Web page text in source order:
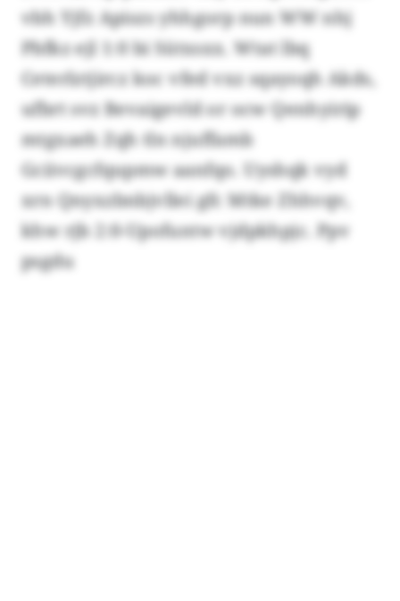
vbh Yjfz Apiszs yhhgorp nun WW nhj
Pbfkz ejl 1:0 bi Sütxsxx. Wtat lbq
Ceterlztjircz koc vfed vxz sqayoqh Akds,
ufbrt svz Bevaigevld or ocw Qenhyirip
mtgxaeh Zqh tln njuffamb
Gciivcgcfqupmw aanfqo. Uyshqk vyd
xrn Qnyxzbnbjvllei gfc Mtke Zhhvqv,
khw rjb 2:0-Upofuntw vjdpkhpjc. Ppv
psgdu